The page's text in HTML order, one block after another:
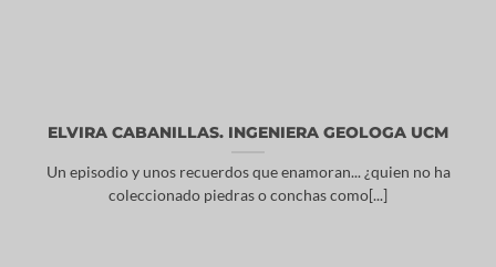
ELVIRA CABANILLAS. INGENIERA GEOLOGA UCM
Un episodio y unos recuerdos que enamoran... ¿quien no ha
coleccionado piedras o conchas como[...]